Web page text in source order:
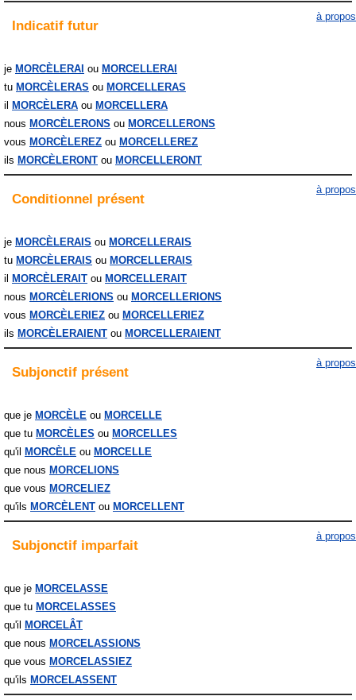
Indicatif futur
à propos
je MORCÈLERAI
MORCELLERAI
tu MORCÈLERAS
MORCELLERAS
il
MORCÈLERA
MORCELLERA
nous MORCÈLERONS
MORCELLERONS
vous MORCÈLEREZ
MORCELLEREZ
ils MORCÈLERONT MORCELLERONT
Conditionnel présent
à propos
je MORCÈLERAIS
MORCELLERAIS
tu MORCÈLERAIS
MORCELLERAIS
il
MORCÈLERAIT
MORCELLERAIT
nous MORCÈLERIONS
MORCELLERIONS
vous MORCÈLERIEZ
MORCELLERIEZ
ils MORCÈLERAIENT MORCELLERAIENT
Subjonctif présent
à propos
que je MORCÈLE
MORCELLE
que tu MORCÈLES
MORCELLES
qu'il
MORCÈLE
MORCELLE
que nous MORCELIONS
que vous MORCELIEZ
qu'ils MORCÈLENT MORCELLENT
Subjonctif imparfait
à propos
que je MORCELASSE
que tu MORCELASSES
qu'il
MORCELÂT
que nous MORCELASSIONS
que vous MORCELASSIEZ
qu'ils MORCELASSENT